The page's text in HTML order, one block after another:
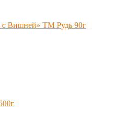
с Вишней» ТМ Рудь 90г